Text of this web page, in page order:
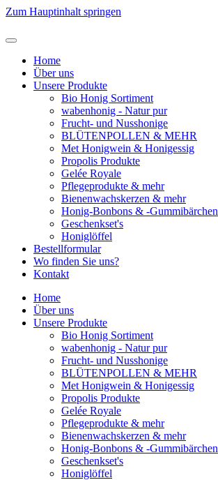
Zum Hauptinhalt springen
Home
Über uns
Unsere Produkte
Bio Honig Sortiment
wabenhonig - Natur pur
Frucht- und Nusshonige
BLÜTENPOLLEN & MEHR
Met Honigwein & Honigessig
Propolis Produkte
Gelée Royale
Pflegeprodukte & mehr
Bienenwachskerzen & mehr
Honig-Bonbons & -Gummibärchen
Geschenkset's
Honiglöffel
Bestellformular
Wo finden Sie uns?
Kontakt
Home
Über uns
Unsere Produkte
Bio Honig Sortiment
wabenhonig - Natur pur
Frucht- und Nusshonige
BLÜTENPOLLEN & MEHR
Met Honigwein & Honigessig
Propolis Produkte
Gelée Royale
Pflegeprodukte & mehr
Bienenwachskerzen & mehr
Honig-Bonbons & -Gummibärchen
Geschenkset's
Honiglöffel